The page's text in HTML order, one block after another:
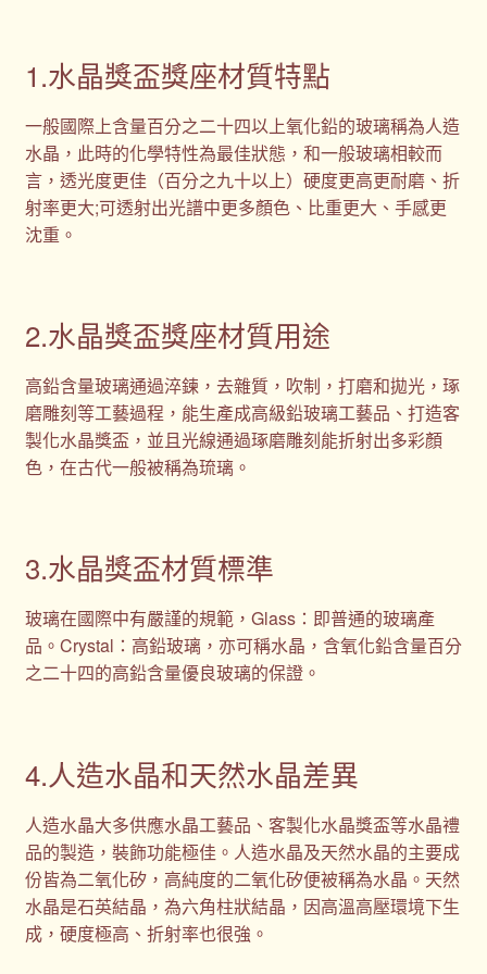
1.水晶獎盃獎座材質特點
一般國際上含量百分之二十四以上氧化鉛的玻璃稱為人造
水晶，此時的化學特性為最佳狀態，和一般玻璃相較而
言，透光度更佳（百分之九十以上）硬度更高更耐磨、折
射率更大;可透射出光譜中更多顏色、比重更大、手感更
沈重。
2.水晶獎盃獎座材質用途
高鉛含量玻璃通過淬鍊，去雜質，吹制，打磨和拋光，琢
磨雕刻等工藝過程，能生產成高級鉛玻璃工藝品、打造客
製化水晶獎盃，並且光線通過琢磨雕刻能折射出多彩顏
色，在古代一般被稱為琉璃。
3.水晶獎盃材質標準
玻璃在國際中有嚴謹的規範，Glass：即普通的玻璃產
品。Crystal：高鉛玻璃，亦可稱水晶，含氧化鉛含量百分
之二十四的高鉛含量優良玻璃的保證。
4.人造水晶和天然水晶差異
人造水晶大多供應水晶工藝品、客製化水晶獎盃等水晶禮
品的製造，裝飾功能極佳。人造水晶及天然水晶的主要成
份皆為二氧化矽，高純度的二氧化矽便被稱為水晶。天然
水晶是石英結晶，為六角柱狀結晶，因高溫高壓環境下生
成，硬度極高、折射率也很強。